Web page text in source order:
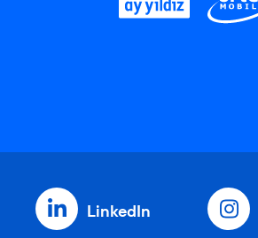
LinkedIn